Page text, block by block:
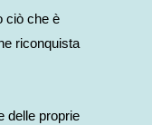
ciò che è
riconquista
delle proprie